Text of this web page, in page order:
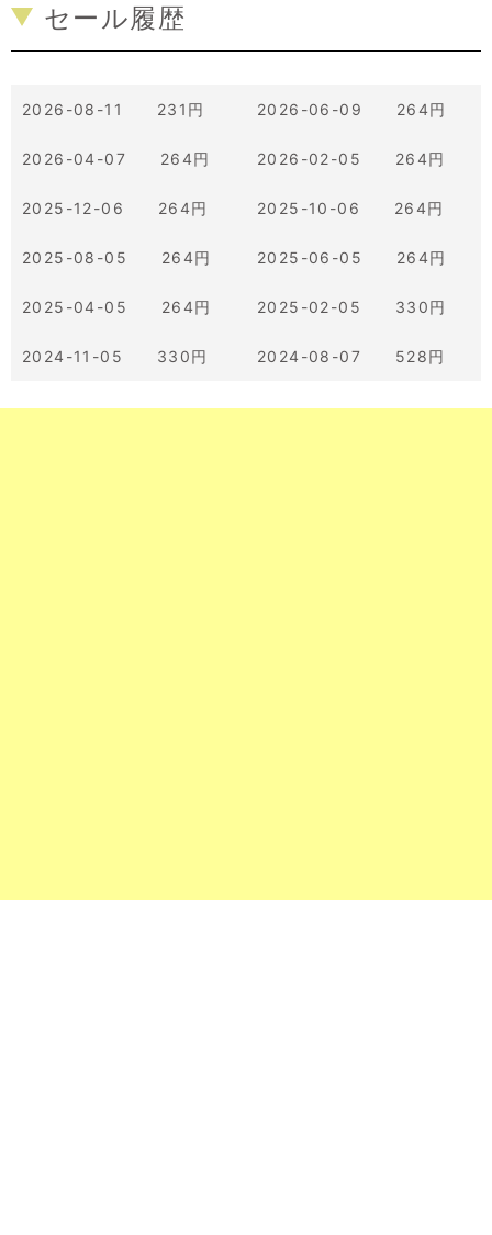
セール履歴
2026-08-11 231円 2026-06-09 264円
2026-04-07 264円 2026-02-05 264円
2025-12-06 264円 2025-10-06 264円
2025-08-05 264円 2025-06-05 264円
2025-04-05 264円 2025-02-05 330円
2024-11-05 330円 2024-08-07 528円